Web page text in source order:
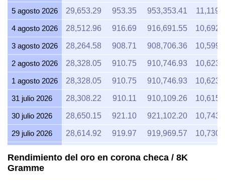
5 agosto 2026 29,653.29 953.35 953,353.41
4 agosto 2026 28,512.96 916.69 916,691.55
3 agosto 2026 28,264.58 908.71 908,706.36
2 agosto 2026 28,328.05 910.75 910,746.93
1 agosto 2026 28,328.05 910.75 910,746.93
31 julio 2026 28,308.22 910.11 910,109.26
30 julio 2026 28,650.15 921.10 921,102.20
29 julio 2026 28,614.92 919.97 919,969.57
27 julio 2026
Rendimiento del oro en corona checa / 8K
Gramme